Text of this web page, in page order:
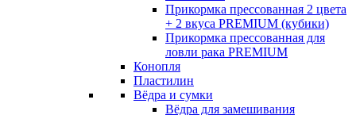
Прикормка прессованная 2 цвета
+ 2 вкуса PREMIUM (кубики)
Прикормка прессованная для
ловли рака PREMIUM
Конопля
Пластилин
Вёдра и сумки
Вёдра для замешивания